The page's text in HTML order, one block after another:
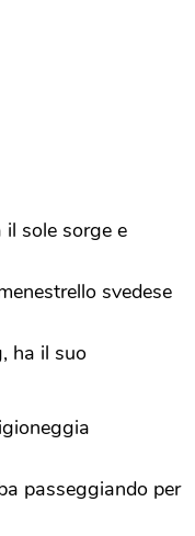
sole sorge e
svedese
ha il suo
passeggiando per